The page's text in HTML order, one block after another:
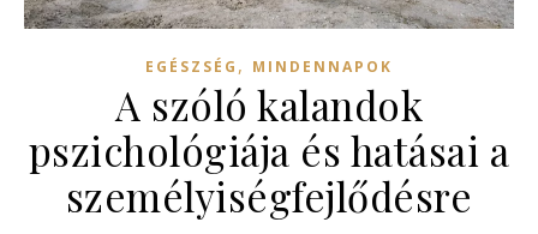
EGÉSZSÉG , MINDENNAPOK
A szóló kalandok
pszichológiája és hatásai a
személyiségfejlődésre